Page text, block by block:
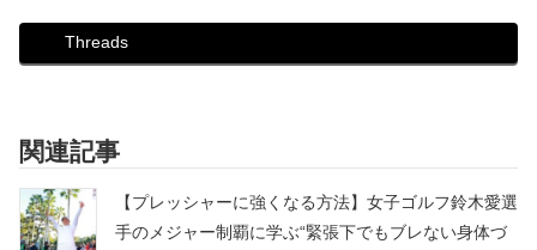
Threads
関連記事
【プレッシャーに強くなる方法】女子ゴルフ鈴木愛選
手のメジャー制覇に学ぶ“緊張下でもブレない身体づ